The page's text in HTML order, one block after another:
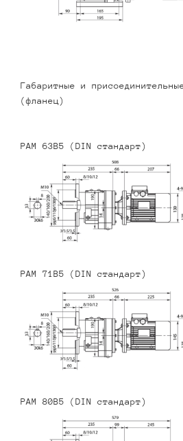
Габаритные и
(фланец)
PAM 63B5 (DIN стандарт)
PAM 71B5 (DIN стандарт)
PAM 80B5 (DIN стандарт)